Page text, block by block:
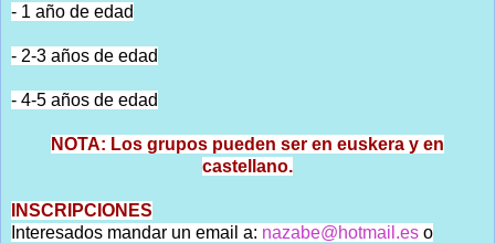
- 1 año de edad
- 2-3 años de edad
- 4-5 años de edad
NOTA: Los grupos pueden ser en euskera y en
castellano.
INSCRIPCIONES
Interesados mandar un email a: nazabe@hotmail.es o